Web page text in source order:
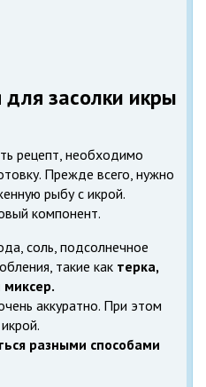
засолки икры
рецепт, необходимо
Прежде всего, нужно
рыбу с икрой.
компонент.
соль, подсолнечное
такие как терка,
миксер.
аккуратно. При этом
разными способами